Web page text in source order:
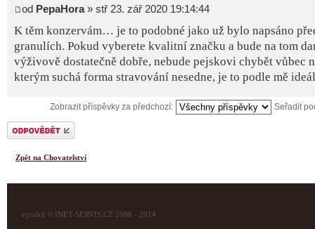
od PepaHora» stř 23. zář 2020 19:14:44
K těm konzervám… je to podobné jako už bylo napsáno
granulích. Pokud vyberete kvalitní značku a bude na tom
výživově dostatečně dobře, nebude pejskovi chybět vůbec
kterým suchá forma stravování nesedne, je to podle mě
Zobrazit příspěvky za předchozí: Seřadit
Odeslat odpověď
Zpět na Chovatelství
vyrobil © INET-SERVIS.CZ 2008 - 2014